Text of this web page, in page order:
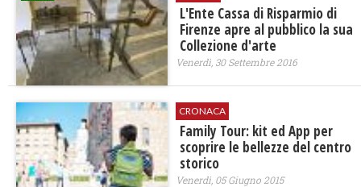
L'Ente Cassa di Risparmio di
Firenze apre al pubblico la sua
Collezione d'arte
Venerdì, 30 Settembre 2016
CRONACA
Family Tour: kit ed App per
scoprire le bellezze del centro
storico
Venerdì, 05 Giugno 2015